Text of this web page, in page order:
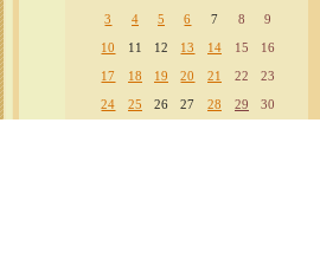
3
4 5 6 7 8
9
10
11 12 13 14 15
16
17
18 19 20 21 22
23
24
25 26 27 28 29 30